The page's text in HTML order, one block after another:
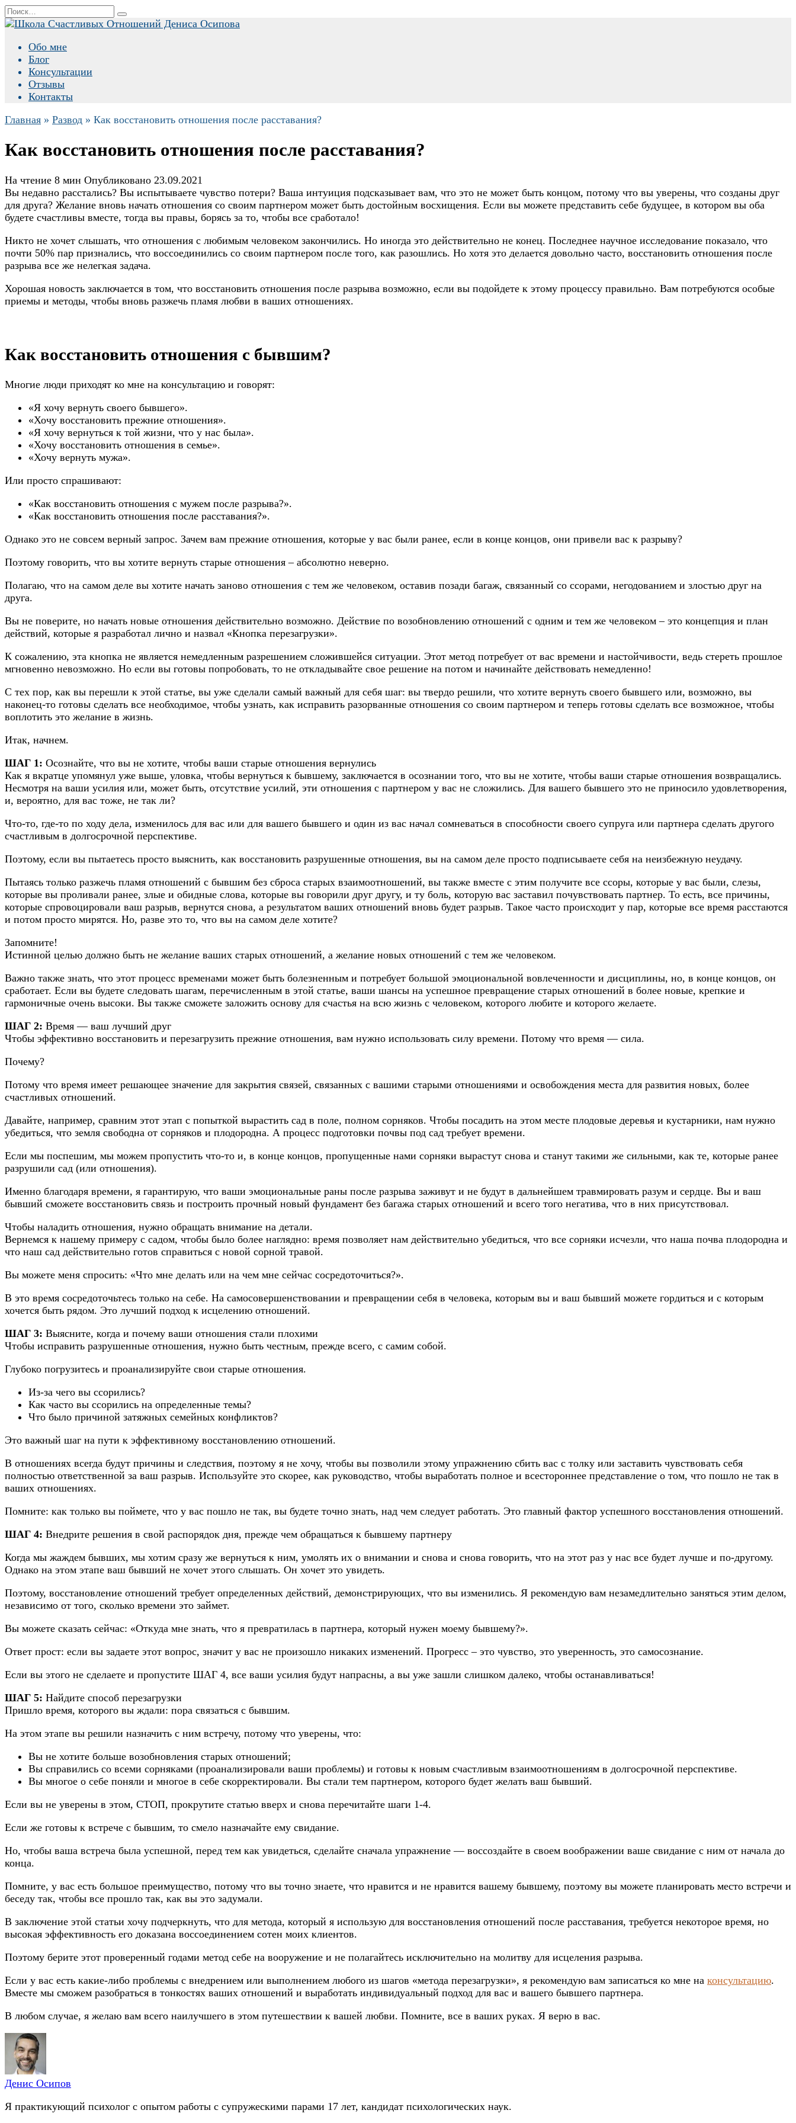
Перейти
к
Search
for:
Обо мне
Блог
Консультации
Отзывы
Контакты
Главная » Развод » Как восстановить отношения после расставания?
Как восстановить отношения после расставания?
На чтение 8 мин Опубликовано 23.09.2021
Вы недавно расстались? Вы испытываете чувство потери? Ваша интуиция подсказывает вам, что это не может быть концом, потому что вы уверены, что созданы друг
для друга? Желание вновь начать отношения со своим партнером может быть достойным восхищения. Если вы можете представить себе будущее, в котором вы оба
будете счастливы вместе, тогда вы правы, борясь за то, чтобы все сработало!
Никто не хочет слышать, что отношения с любимым человеком закончились. Но иногда это действительно не конец. Последнее научное исследование показало, что
почти 50% пар признались, что воссоединились со своим партнером после того, как разошлись. Но хотя это делается довольно часто, восстановить отношения после
разрыва все же нелегкая задача.
Хорошая новость заключается в том, что восстановить отношения после разрыва возможно, если вы подойдете к этому процессу правильно. Вам потребуются особые
приемы и методы, чтобы вновь разжечь пламя любви в ваших отношениях.
Как восстановить отношения с бывшим?
Многие люди приходят ко мне на консультацию и говорят:
«Я хочу вернуть своего бывшего».
«Хочу восстановить прежние отношения».
«Я хочу вернуться к той жизни, что у нас была».
«Хочу восстановить отношения в семье».
«Хочу вернуть мужа».
Или просто спрашивают:
«Как восстановить отношения с мужем после разрыва?».
«Как восстановить отношения после расставания?».
Однако это не совсем верный запрос. Зачем вам прежние отношения, которые у вас были ранее, если в конце концов, они привели вас к разрыву?
Поэтому говорить, что вы хотите вернуть старые отношения – абсолютно неверно.
Полагаю, что на самом деле вы хотите начать заново отношения с тем же человеком, оставив позади багаж, связанный со ссорами, негодованием и злостью друг на
друга.
Вы не поверите, но начать новые отношения действительно возможно. Действие по возобновлению отношений с одним и тем же человеком – это концепция и план
действий, которые я разработал лично и назвал «Кнопка перезагрузки».
К сожалению, эта кнопка не является немедленным разрешением сложившейся ситуации. Этот метод потребует от вас времени и настойчивости, ведь стереть прошлое
мгновенно невозможно. Но если вы готовы попробовать, то не откладывайте свое решение на потом и начинайте действовать немедленно!
С тех пор, как вы перешли к этой статье, вы уже сделали самый важный для себя шаг: вы твердо решили, что хотите вернуть своего бывшего или, возможно, вы
наконец-то готовы сделать все необходимое, чтобы узнать, как исправить разорванные отношения со своим партнером и теперь готовы сделать все возможное, чтобы
воплотить это желание в жизнь.
Итак, начнем.
ШАГ 1: Осознайте, что вы не хотите, чтобы ваши старые отношения вернулись
Как я вкратце упомянул уже выше, уловка, чтобы вернуться к бывшему, заключается в осознании того, что вы не хотите, чтобы ваши старые отношения возвращались.
Несмотря на ваши усилия или, может быть, отсутствие усилий, эти отношения с партнером у вас не сложились. Для вашего бывшего это не приносило удовлетворения,
и, вероятно, для вас тоже, не так ли?
Что-то, где-то по ходу дела, изменилось для вас или для вашего бывшего и один из вас начал сомневаться в способности своего супруга или партнера сделать другого
счастливым в долгосрочной перспективе.
Поэтому, если вы пытаетесь просто выяснить, как восстановить разрушенные отношения, вы на самом деле просто подписываете себя на неизбежную неудачу.
Пытаясь только разжечь пламя отношений с бывшим без сброса старых взаимоотношений, вы также вместе с этим получите все ссоры, которые у вас были, слезы,
которые вы проливали ранее, злые и обидные слова, которые вы говорили друг другу, и ту боль, которую вас заставил почувствовать партнер. То есть, все причины,
которые спровоцировали ваш разрыв, вернутся снова, а результатом ваших отношений вновь будет разрыв. Такое часто происходит у пар, которые все время расстаются
и потом просто мирятся. Но, разве это то, что вы на самом деле хотите?
Запомните!
Истинной целью должно быть не желание ваших старых отношений, а желание новых отношений с тем же человеком.
Важно также знать, что этот процесс временами может быть болезненным и потребует большой эмоциональной вовлеченности и дисциплины, но, в конце концов, он
сработает. Если вы будете следовать шагам, перечисленным в этой статье, ваши шансы на успешное превращение старых отношений в более новые, крепкие и
гармоничные очень высоки. Вы также сможете заложить основу для счастья на всю жизнь с человеком, которого любите и которого желаете.
ШАГ 2: Время — ваш лучший друг
Чтобы эффективно восстановить и перезагрузить прежние отношения, вам нужно использовать силу времени. Потому что время — сила.
Почему?
Потому что время имеет решающее значение для закрытия связей, связанных с вашими старыми отношениями и освобождения места для развития новых, более
счастливых отношений.
Давайте, например, сравним этот этап с попыткой вырастить сад в поле, полном сорняков. Чтобы посадить на этом месте плодовые деревья и кустарники, нам нужно
убедиться, что земля свободна от сорняков и плодородна. А процесс подготовки почвы под сад требует времени.
Если мы поспешим, мы можем пропустить что-то и, в конце концов, пропущенные нами сорняки вырастут снова и станут такими же сильными, как те, которые ранее
разрушили сад (или отношения).
Именно благодаря времени, я гарантирую, что ваши эмоциональные раны после разрыва заживут и не будут в дальнейшем травмировать разум и сердце. Вы и ваш
бывший сможете восстановить связь и построить прочный новый фундамент без багажа старых отношений и всего того негатива, что в них присутствовал.
Чтобы наладить отношения, нужно обращать внимание на детали.
Вернемся к нашему примеру с садом, чтобы было более наглядно: время позволяет нам действительно убедиться, что все сорняки исчезли, что наша почва плодородна и
что наш сад действительно готов справиться с новой сорной травой.
Вы можете меня спросить: «Что мне делать или на чем мне сейчас сосредоточиться?».
В это время сосредоточьтесь только на себе. На самосовершенствовании и превращении себя в человека, которым вы и ваш бывший можете гордиться и с которым
хочется быть рядом. Это лучший подход к исцелению отношений.
ШАГ 3: Выясните, когда и почему ваши отношения стали плохими
Чтобы исправить разрушенные отношения, нужно быть честным, прежде всего, с самим собой.
Глубоко погрузитесь и проанализируйте свои старые отношения.
Из-за чего вы ссорились?
Как часто вы ссорились на определенные темы?
Что было причиной затяжных семейных конфликтов?
Это важный шаг на пути к эффективному восстановлению отношений.
В отношениях всегда будут причины и следствия, поэтому я не хочу, чтобы вы позволили этому упражнению сбить вас с толку или заставить чувствовать себя
полностью ответственной за ваш разрыв. Используйте это скорее, как руководство, чтобы выработать полное и всестороннее представление о том, что пошло не так в
ваших отношениях.
Помните: как только вы поймете, что у вас пошло не так, вы будете точно знать, над чем следует работать. Это главный фактор успешного восстановления отношений.
ШАГ 4: Внедрите решения в свой распорядок дня, прежде чем обращаться к бывшему партнеру
Когда мы жаждем бывших, мы хотим сразу же вернуться к ним, умолять их о внимании и снова и снова говорить, что на этот раз у нас все будет лучше и по-другому.
Однако на этом этапе ваш бывший не хочет этого слышать. Он хочет это увидеть.
Поэтому, восстановление отношений требует определенных действий, демонстрирующих, что вы изменились. Я рекомендую вам незамедлительно заняться этим делом,
независимо от того, сколько времени это займет.
Вы можете сказать сейчас: «Откуда мне знать, что я превратилась в партнера, который нужен моему бывшему?».
Ответ прост: если вы задаете этот вопрос, значит у вас не произошло никаких изменений. Прогресс – это чувство, это уверенность, это самосознание.
Если вы этого не сделаете и пропустите ШАГ 4, все ваши усилия будут напрасны, а вы уже зашли слишком далеко, чтобы останавливаться!
ШАГ 5: Найдите способ перезагрузки
Пришло время, которого вы ждали: пора связаться с бывшим.
На этом этапе вы решили назначить с ним встречу, потому что уверены, что:
Вы не хотите больше возобновления старых отношений;
Вы справились со всеми сорняками (проанализировали ваши проблемы) и готовы к новым счастливым взаимоотношениям в долгосрочной перспективе.
Вы многое о себе поняли и многое в себе скорректировали. Вы стали тем партнером, которого будет желать ваш бывший.
Если вы не уверены в этом, СТОП, прокрутите статью вверх и снова перечитайте шаги 1-4.
Если же готовы к встрече с бывшим, то смело назначайте ему свидание.
Но, чтобы ваша встреча была успешной, перед тем как увидеться, сделайте сначала упражнение — воссоздайте в своем воображении ваше свидание с ним от начала до
конца.
Помните, у вас есть большое преимущество, потому что вы точно знаете, что нравится и не нравится вашему бывшему, поэтому вы можете планировать место встречи и
беседу так, чтобы все прошло так, как вы это задумали.
В заключение этой статьи хочу подчеркнуть, что для метода, который я использую для восстановления отношений после расставания, требуется некоторое время, но
высокая эффективность его доказана воссоединением сотен моих клиентов.
Поэтому берите этот проверенный годами метод себе на вооружение и не полагайтесь исключительно на молитву для исцеления разрыва.
Если у вас есть какие-либо проблемы с внедрением или выполнением любого из шагов «метода перезагрузки», я рекомендую вам записаться ко мне на консультацию.
Вместе мы сможем разобраться в тонкостях ваших отношений и выработать индивидуальный подход для вас и вашего бывшего партнера.
В любом случае, я желаю вам всего наилучшего в этом путешествии к вашей любви. Помните, все в ваших руках. Я верю в вас.
Денис Осипов
Я практикующий психолог с опытом работы с супружескими парами 17 лет, кандидат психологических наук.